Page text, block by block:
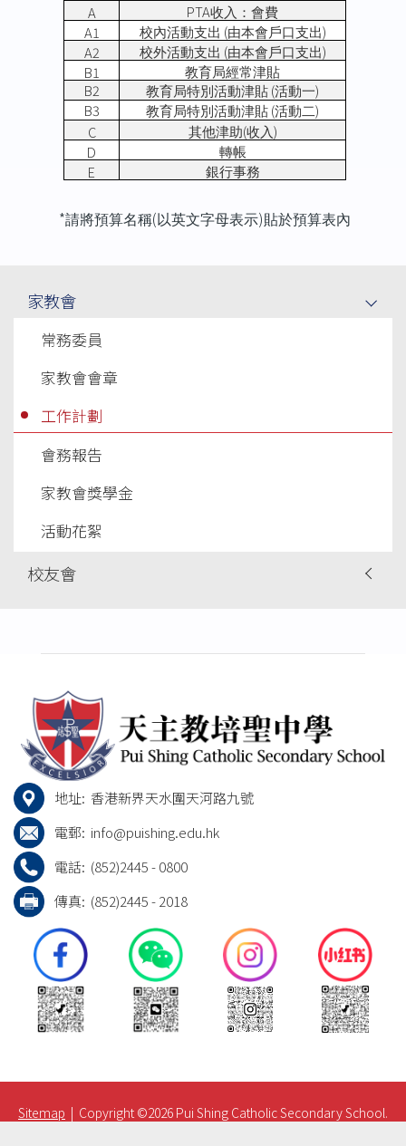
A PTA收入：會費
A1 校內活動支出 (由本會戶口支出)
A2
校外活動支出 (由本會戶口支出)
B1
教育局經常津貼
B2 教育局特別活動津貼 (活動一)
B3
教育局特別活動津貼 (活動二)
C
其他津助(收入)
D
轉帳
E 銀行事務
*請將預算名稱( 以英文字母表示)貼於預算表內
navigation
家教會
常務委員
家教會會章
工作計劃
會務報告
家教會獎學金
活動花絮
校友會
地址: 香港新界天水圍天河路九號
電郵: info@puishing.edu.hk
電話: (852)2445 - 0800
傳真: (852)2445 - 2018
Sitemap | Copyright ©2026 Pui Shing Catholic Secondary School.